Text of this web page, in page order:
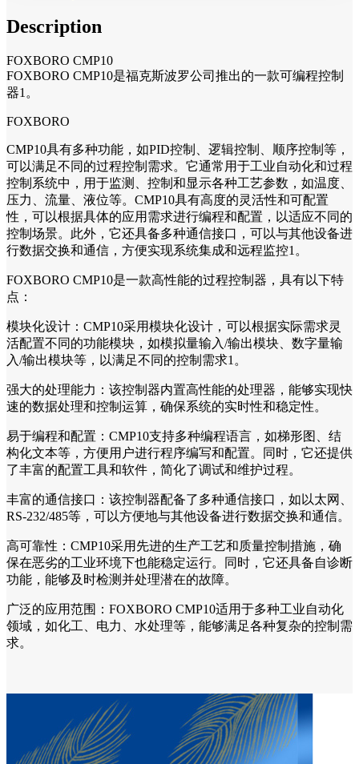
Description
FOXBORO CMP10
FOXBORO CMP10是福克斯波罗公司推出的一款可编程控制
器1。
FOXBORO
CMP10具有多种功能，如PID控制、逻辑控制、顺序控制等，
可以满足不同的过程控制需求。它通常用于工业自动化和过程
控制系统中，用于监测、控制和显示各种工艺参数，如温度、
压力、流量、液位等。CMP10具有高度的灵活性和可配置
性，可以根据具体的应用需求进行编程和配置，以适应不同的
控制场景。此外，它还具备多种通信接口，可以与其他设备进
行数据交换和通信，方便实现系统集成和远程监控1。
FOXBORO CMP10是一款高性能的过程控制器，具有以下特
点：
模块化设计：CMP10采用模块化设计，可以根据实际需求灵
活配置不同的功能模块，如模拟量输入/输出模块、数字量输
入/输出模块等，以满足不同的控制需求1。
强大的处理能力：该控制器内置高性能的处理器，能够实现快
速的数据处理和控制运算，确保系统的实时性和稳定性。
易于编程和配置：CMP10支持多种编程语言，如梯形图、结
构化文本等，方便用户进行程序编写和配置。同时，它还提供
了丰富的配置工具和软件，简化了调试和维护过程。
丰富的通信接口：该控制器配备了多种通信接口，如以太网、
RS-232/485等，可以方便地与其他设备进行数据交换和通信。
高可靠性：CMP10采用先进的生产工艺和质量控制措施，确
保在恶劣的工业环境下也能稳定运行。同时，它还具备自诊断
功能，能够及时检测并处理潜在的故障。
广泛的应用范围：FOXBORO CMP10适用于多种工业自动化
领域，如化工、电力、水处理等，能够满足各种复杂的控制需
求。